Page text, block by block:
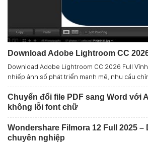
Download Adobe Lightroom CC
Download Adobe Lightroom CC 2026 Full
nhiếp ảnh số phát triển mạnh mẽ, nhu cầu
Chuyển đổi file PDF sang Word với
không lỗi font chữ
Wondershare Filmora 12 Full 2025
chuyên nghiệp